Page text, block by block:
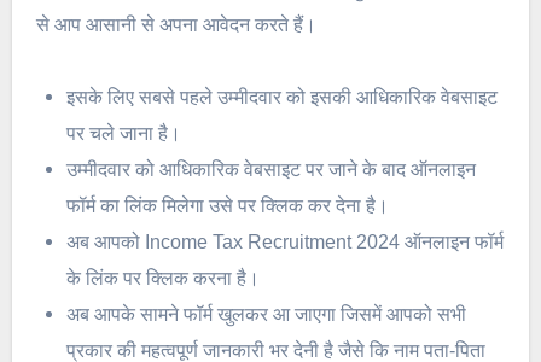
से आप आसानी से अपना आवेदन करते हैं।
इसके लिए सबसे पहले उम्मीदवार को इसकी आधिकारिक वेबसाइट
पर चले जाना है।
उम्मीदवार को आधिकारिक वेबसाइट पर जाने के बाद ऑनलाइन
फॉर्म का लिंक मिलेगा उसे पर क्लिक कर देना है।
अब आपको Income Tax Recruitment 2024 ऑनलाइन फॉर्म
के लिंक पर क्लिक करना है।
अब आपके सामने फॉर्म खुलकर आ जाएगा जिसमें आपको सभी
प्रकार की महत्वपूर्ण जानकारी भर देनी है जैसे कि नाम पता-पिता